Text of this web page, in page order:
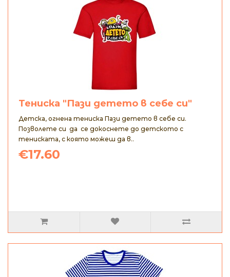
Тениска "Пази детето в себе си"
Детска, огнена тениска Пази детето в себе си.
Позволете си да се докоснете до детското с
тениската, с която можеш да в..
€17.60